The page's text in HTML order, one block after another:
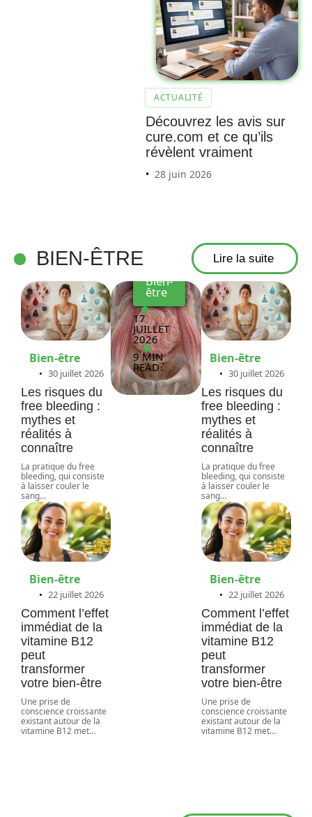
ACTUALITÉ
Découvrez les avis sur
cure.com et ce qu’ils
révèlent vraiment
28 juin 2026
BIEN-ÊTRE Lire la suite
Bien-être
30 juillet 2026
Les risques du
free bleeding :
mythes et
réalités à
connaître
La pratique du free
bleeding, qui consiste
à laisser couler le
sang…
Bien-être
22 juillet 2026
Comment l’effet
immédiat de la
vitamine B12
peut
transformer
votre bien-être
Une prise de
conscience croissante
existant autour de la
vitamine B12 met…
Décou
vrez
l’impac
t du
psoas
sur
l’accu
mulatio
n de
Bien-
être
17
JUILLET
2026
9 MIN
READ
Bien-être
30 juillet 2026
Les risques du
free bleeding :
mythes et
réalités à
connaître
La pratique du free
bleeding, qui consiste
à laisser couler le
sang…
Bien-être
22 juillet 2026
Comment l’effet
immédiat de la
vitamine B12
peut
transformer
votre bien-être
Une prise de
conscience croissante
existant autour de la
vitamine B12 met…
Utiliser un
calculateur